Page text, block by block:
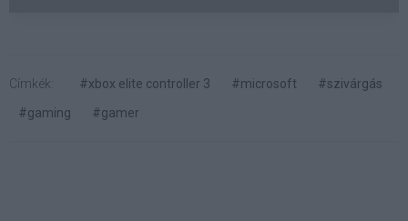
Címkék: #xbox elite controller 3 #microsoft
#szivárgás
#gaming
#gamer